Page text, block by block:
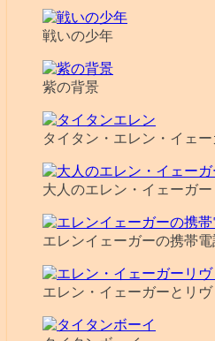
戦いの少年
紫の背景
タイタン・エレン・イェー
大人のエレン・イェーガー
エレンイェーガーの携帯
エレン・イェーガーとリ